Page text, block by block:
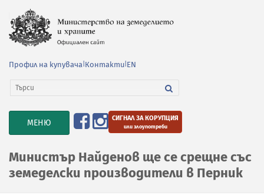
Профил на купувача Контакти EN
TOGGLE
NAVIGATION
МЕНЮ СИГНАЛ ЗА КОРУПЦИЯ
или злоупотреби
Министър Найденов ще се срещне със
земеделски производители в Перник